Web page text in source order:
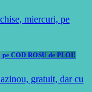
COD ROȘU de PLOI!